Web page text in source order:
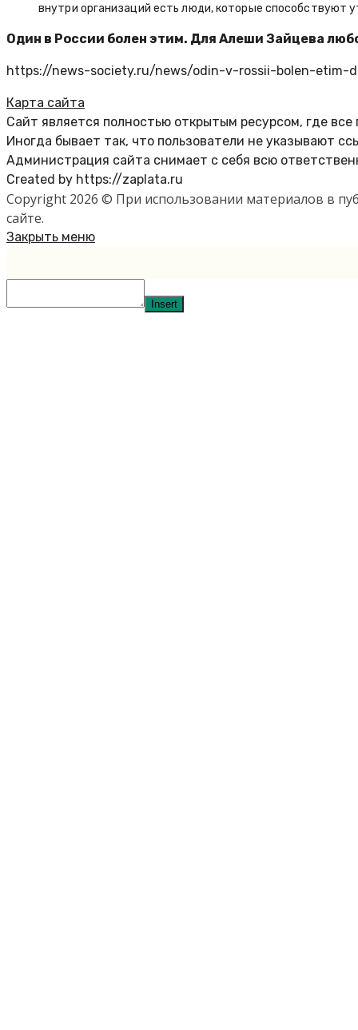
внутри организаций есть люди, которые способствуют
Один в России болен этим. Для Алеши Зайцева
https://news-society.ru/news/odin-v-rossii-bolen-
Карта сайта
Сайт является полностью открытым ресурсом, где
Иногда бывает так, что пользователи не указывают
Администрация сайта снимает с себя всю
Created by https://zaplata.ru
Copyright 2026 © При использовании материалов в
сайте.
Закрыть меню
Insert